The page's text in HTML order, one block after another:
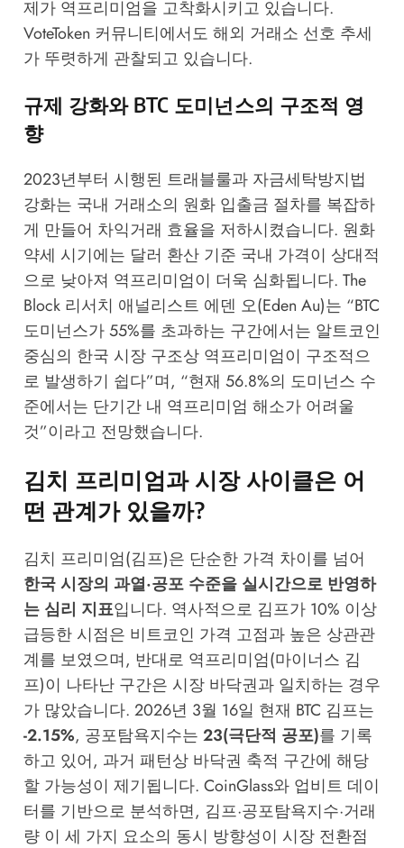
제가 역프리미엄을 고착화시키고 있습니다.
VoteToken 커뮤니티에서도 해외 거래소 선호 추세
가 뚜렷하게 관찰되고 있습니다.
규제 강화와 BTC 도미넌스의 구조적 영
향
2023년부터 시행된 트래블룰과 자금세탁방지법
강화는 국내 거래소의 원화 입출금 절차를 복잡하
게 만들어 차익거래 효율을 저하시켰습니다. 원화
약세 시기에는 달러 환산 기준 국내 가격이 상대적
으로 낮아져 역프리미엄이 더욱 심화됩니다. The
Block리서치 애널리스트 에덴 오(Eden Au)는 “BTC
도미넌스가 55%를 초과하는 구간에서는 알트코인
중심의 한국 시장 구조상 역프리미엄이 구조적으
로 발생하기 쉽다”며, “현재 56.8%의 도미넌스 수
준에서는 단기간 내 역프리미엄 해소가 어려울
것”이라고 전망했습니다.
김치 프리미엄과 시장 사이클은 어
떤 관계가 있을까?
김치 프리미엄(김프)은 단순한 가격 차이를 넘어
한국 시장의 과열·공포 수준을 실시간으로 반영하
는 심리 지표입니다. 역사적으로 김프가 10% 이상
급등한 시점은 비트코인 가격 고점과 높은 상관관
계를 보였으며, 반대로 역프리미엄(마이너스 김
프)이 나타난 구간은 시장 바닥권과 일치하는 경우
가 많았습니다. 2026년 3월 16일 현재 BTC 김프는
-2.15%, 공포탐욕지수는 23(극단적 공포)를 기록
하고 있어, 과거 패턴상 바닥권 축적 구간에 해당
할 가능성이 제기됩니다. CoinGlass와 업비트 데이
터를 기반으로 분석하면, 김프·공포탐욕지수·거래
량 이 세 가지 요소의 동시 방향성이 시장 전환점